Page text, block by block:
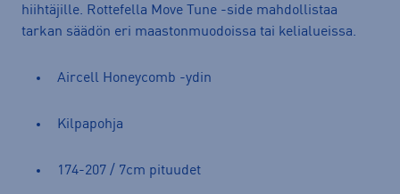
hiihtäjille. Rottefella Move Tune -side mahdollistaa
tarkan säädön eri maastonmuodoissa tai kelialueissa.
Aircell Honeycomb -ydin
Kilpapohja
174-207 / 7cm pituudet